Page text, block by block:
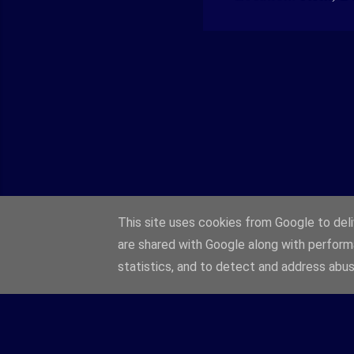
This site uses cookies from Google to
are shared with Google along with
statistics, and to detect and address